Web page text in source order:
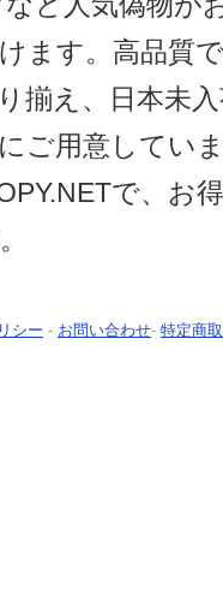
ます。高品質
揃え、日本未
ご用意してい
で、お
シー - お問い合わせ- 特定商